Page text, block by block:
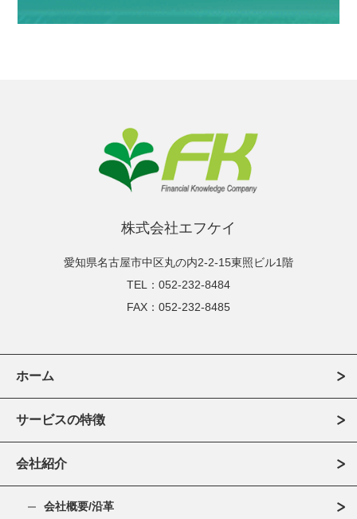
株式会社エフケイ
愛知県名古屋市中区丸の内2-2-15東照ビル1階
TEL：052-232-8484
FAX：052-232-8485
ホーム
サービスの特徴
会社紹介
会社概要/沿革